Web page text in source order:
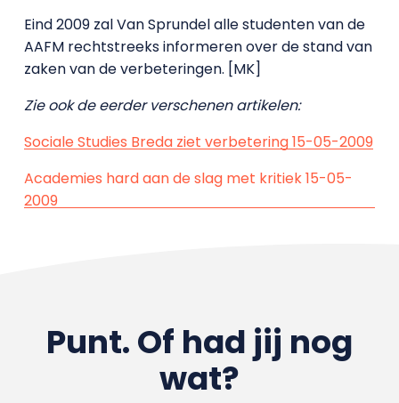
Eind 2009 zal Van Sprundel alle studenten van de
AAFM rechtstreeks informeren over de stand van
zaken van de verbeteringen. [MK]
Zie ook de eerder verschenen artikelen:
Sociale Studies Breda ziet verbetering 15-05-2009
Academies hard aan de slag met kritiek 15-05-
2009
Punt. Of had jij nog
wat?